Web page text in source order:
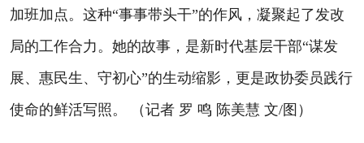
加班加点。这种“事事带头干”的作风，凝聚起了发改
局的工作合力。她的故事，是新时代基层干部“谋发
展、惠民生、守初心”的生动缩影，更是政协委员践行
使命的鲜活写照。 （记者 罗 鸣 陈美慧 文/图）